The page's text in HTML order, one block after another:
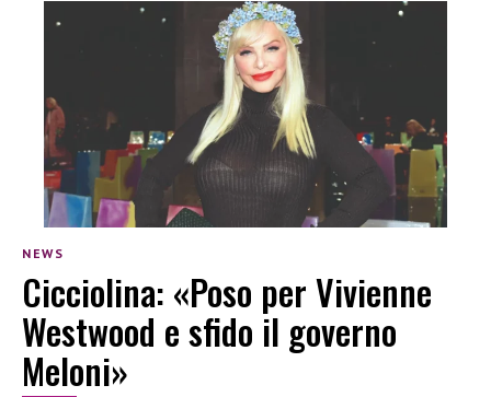
NEWS
Cicciolina: «Poso per Vivienne
Westwood e sfido il governo
Meloni»